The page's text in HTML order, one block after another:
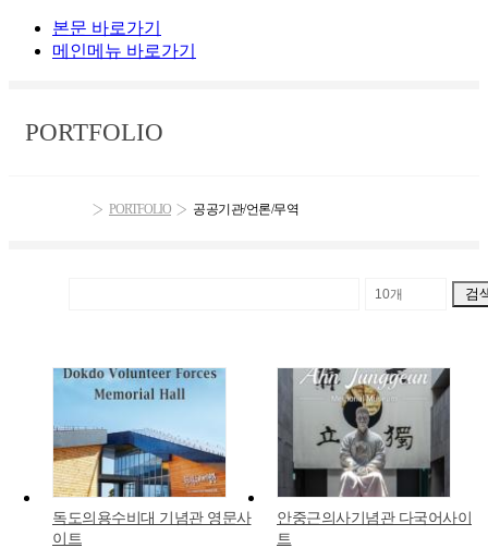
본문 바로가기
메인메뉴 바로가기
PORTFOLIO
PORTFOLIO 공공기관/언론/무역
독도의용수비대 기념관 영문사
이트
안중근의사기념관 다국어사이
트